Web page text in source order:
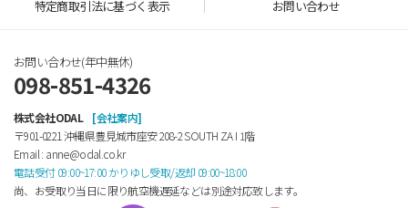
特定商取引法に基づく表示 お問い合わせ
お問い合わせ(年中無休)
098-851-4326
株式会社ODAL
[会社案内]
〒901-0221 沖縄県豊見城市座安 208-2 SOUTH ZA Ⅰ 1階
Email : anne@odal.co.kr
電話受付 09:00~17:00 かりゆし受取/返却 09:00~18:00
尚、お受取り当日に限り航空機遅延などは別途対応致します。